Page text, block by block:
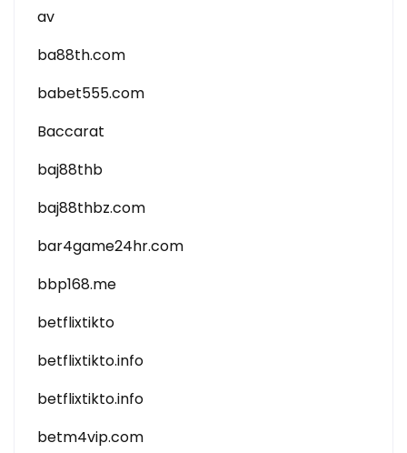
av
ba88th.com
babet555.com
Baccarat
baj88thb
baj88thbz.com
bar4game24hr.com
bbp168.me
betflixtikto
betflixtikto.info
betflixtikto.info
betm4vip.com